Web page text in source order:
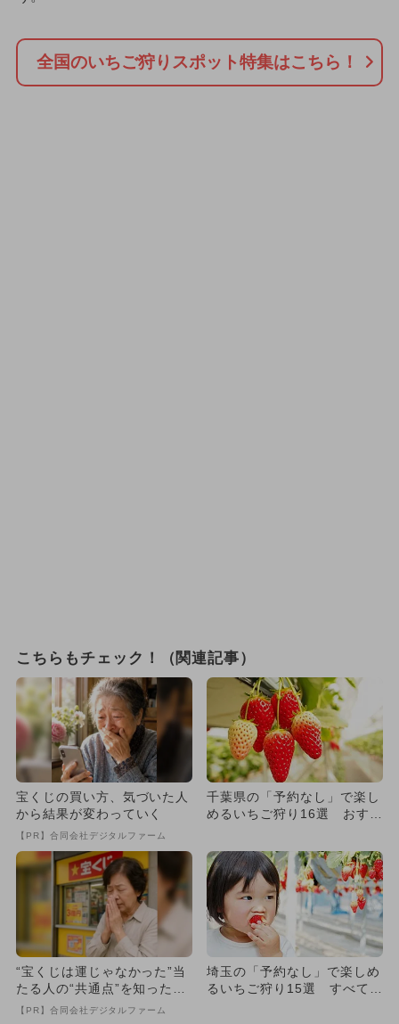
全国のいちご狩りスポット特集はこちら！
こちらもチェック！（関連記事）
宝くじの買い方、気づいた人
から結果が変わっていく
【PR】合同会社デジタルファーム
千葉県の「予約なし」で楽し
めるいちご狩り16選 おすす
“宝くじは運じゃなかった”当
たる人の“共通点”を知っただ
け
【PR】合同会社デジタルファーム
埼玉の「予約なし」で楽しめ
るいちご狩り15選 すべて食